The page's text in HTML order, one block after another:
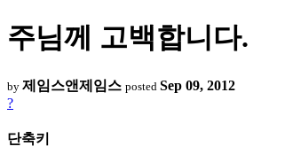
주님께 고백합니다.
by 제임스앤제임스 posted Sep 09, 2012
?
단축키